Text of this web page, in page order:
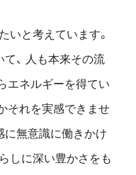
いと考えています。
、
人も本来その流
エネルギーを得てい
それを実感できませ
に無意識に働きかけ
しに深い豊かさをも